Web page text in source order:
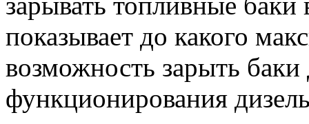
показывает до какого
возможность зарыть
функционирования